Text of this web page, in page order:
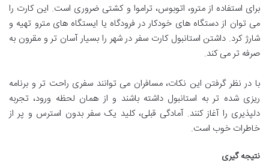
برای استفاده از مترو، اتوبوس، تراموا و کشتی ضروری است. این کارت را
می توان از دستگاه های خودکار در فرودگاه یا ایستگاه های مترو تهیه و
شارژ کرد. داشتن استانبول کارت سفر در شهر را بسیار آسان تر و مقرون به
صرفه تر می کند.
با در نظر گرفتن این نکات، مسافران می توانند سفری راحت تر و برنامه
ریزی شده تر به استانبول داشته باشند و از همان لحظه ورود، تجربه
دلپذیری را آغاز کنند. آمادگی قبلی، کلید یک سفر بدون استرس و پر از
خاطرات خوب است.
نتیجه گیری